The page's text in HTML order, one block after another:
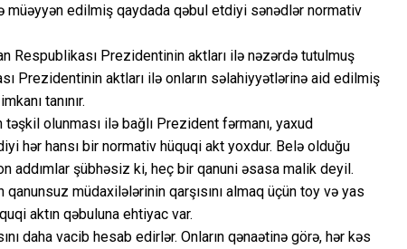
müəyyən edilmiş qaydada qəbul etdiyi sənədlər normativ
Respublikası Prezidentinin aktları ilə nəzərdə tutulmuş
Prezidentinin aktları ilə onların səlahiyyətlərinə aid edilmiş
tanınır.
olunması ilə bağlı Prezident fərmanı, yaxud
hər hansı bir normativ hüquqi akt yoxdur. Belə olduğu
addımlar şübhəsiz ki, heç bir qanuni əsasa malik deyil.
qanunsuz müdaxilələrinin qarşısını almaq üçün toy və yas
aktın qəbuluna ehtiyac var.
daha vacib hesab edirlər. Onların qənaətinə görə, hər kəs